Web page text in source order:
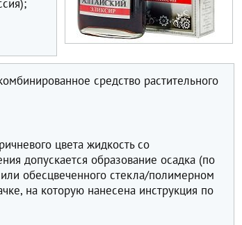
средство растительного
цвета жидкость со
допускается образование осадка (по
обесцвеченного стекла/полимерном
на которую нанесена инструкция по